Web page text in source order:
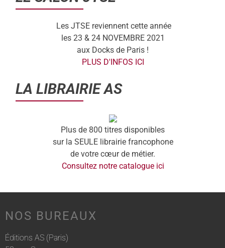
Les JTSE reviennent cette année
les 23 & 24 NOVEMBRE 2021
aux Docks de Paris !
PLUS D'INFOS ICI
LA LIBRAIRIE AS
Plus de 800 titres disponibles
sur la SEULE librairie francophone
de votre cœur de métier.
Consultez notre catalogue ici
NOS BUREAUX
Éditions AS (Paris)